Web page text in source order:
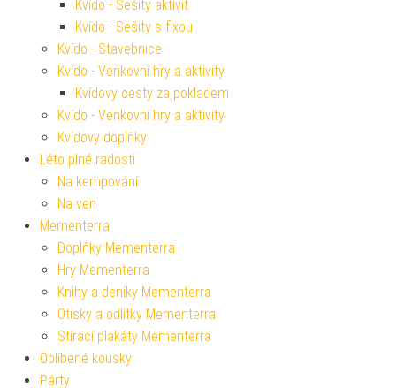
Kvído - Sešity aktivit
Kvído - Sešity s fixou
Kvído - Stavebnice
Kvído - Venkovní hry a aktivity
Kvídovy cesty za pokladem
Kvído - Venkovní hry a aktivity
Kvídovy doplňky
Léto plné radosti
Na kempování
Na ven
Mementerra
Doplňky Mementerra
Hry Mementerra
Knihy a deníky Mementerra
Otisky a odlitky Mementerra
Stírací plakáty Mementerra
Oblíbené kousky
Párty